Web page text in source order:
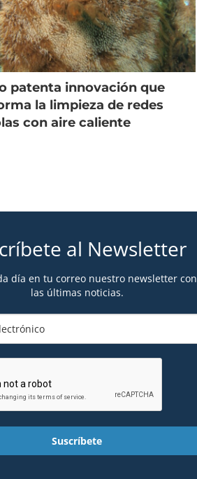
patenta innovación que
la limpieza de redes
con aire caliente
al Newsletter
día en tu correo nuestro newsletter con
las últimas noticias.
Suscríbete